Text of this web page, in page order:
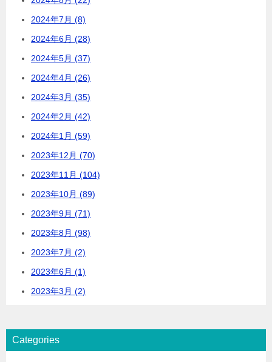
2024年7月 (8)
2024年6月 (28)
2024年5月 (37)
2024年4月 (26)
2024年3月 (35)
2024年2月 (42)
2024年1月 (59)
2023年12月 (70)
2023年11月 (104)
2023年10月 (89)
2023年9月 (71)
2023年8月 (98)
2023年7月 (2)
2023年6月 (1)
2023年3月 (2)
Categories